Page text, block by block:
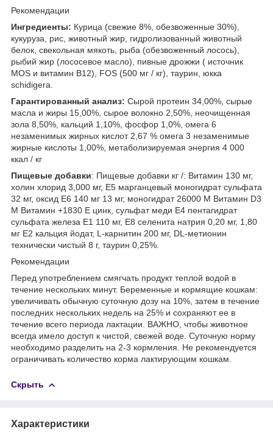
Рекомендации
Ингредиенты: Курица (свежие 8%, обезвоженные 30%),
кукуруза, рис, животный жир, гидролизованный животный
белок, свекольная мякоть, рыба (обезвоженный лосось),
рыбий жир (лососевое масло), пивные дрожжи ( источник
MOS и витамин B12), FOS (500 мг / кг), таурин, юкка
schidigera.
Гарантированный анализ: Сырой протеин 34,00%, сырые
масла и жиры 15,00%, сырое волокно 2,50%, неочищенная
зола 8,50%, кальций 1,10%, фосфор 1,0%, омега 6
незаменимых жирных кислот 2,67 % омега 3 незаменимые
жирные кислоты 1,00%, метаболизируемая энергия 4 000
ккал / кг
Пищевые добавки: Пищевые добавки кг /: Витамин 130 мг,
холин хлорид 3,000 мг, Е5 марганцевый моногидрат сульфата
32 мг, оксид Е6 140 мг 13 мг, моногидрат 26000 М Витамин D3
М Витамин +1830 Е цинк, сульфат меди Е4 пентагидрат
сульфата железа Е1 110 мг, Е8 селенита натрия 0,20 мг, 1,80
мг Е2 кальция йодат, L-карнитин 200 мг, DL-метионин
технически чистый 8 г, таурин 0,25%.
Рекомендации
Перед употреблением смягчать продукт теплой водой в
течение нескольких минут. Беременные и кормящие кошкам:
увеличивать обычную суточную дозу на 10%, затем в течение
последних нескольких недель на 25% и сохраняют ее в
течение всего периода лактации. ВАЖНО, чтобы животное
всегда имело доступ к чистой, свежей воде. Суточную норму
необходимо разделить на 2-3 кормления. Не рекомендуется
ограничивать количество корма лактирующим кошкам.
Скрыть
Характеристики